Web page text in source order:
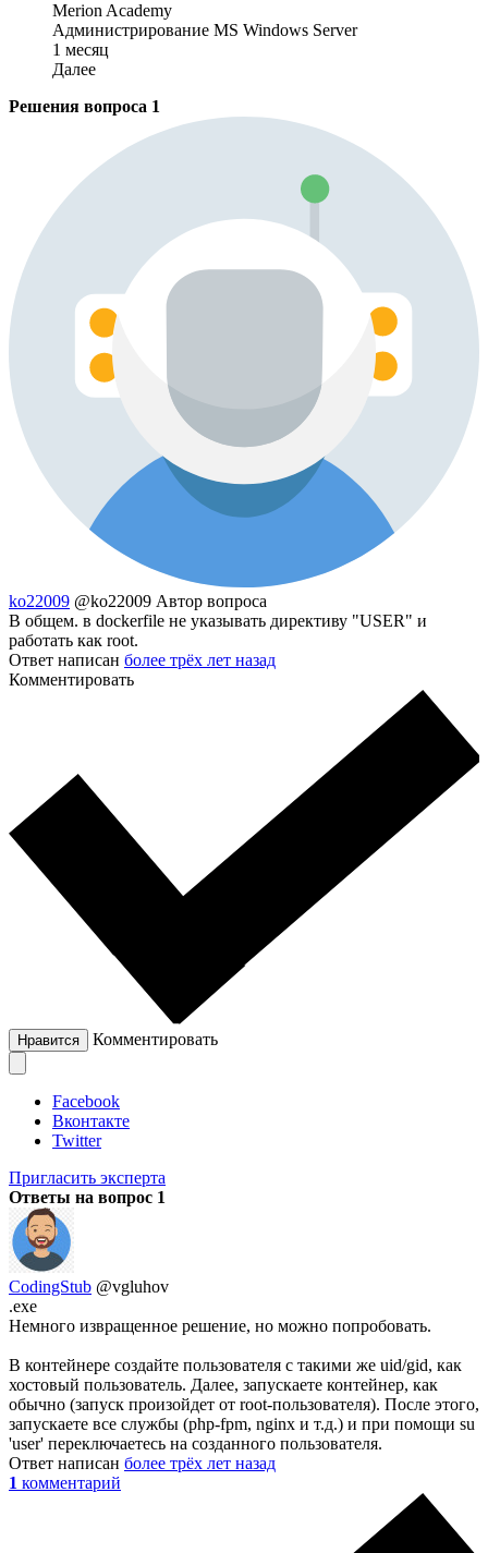
Merion Academy
Администрирование MS Windows Server
1 месяц
Далее
Решения вопроса 1
ko22009 @ko22009 Автор вопроса
В общем. в dockerfile не указывать директиву "USER" и
работать как root.
Ответ написан более трёх лет назад
Комментировать
Нравится Комментировать
Facebook
Вконтакте
Twitter
Пригласить эксперта
Ответы на вопрос 1
CodingStub @vgluhov
.exe
Немного извращенное решение, но можно попробовать.
В контейнере создайте пользователя с такими же uid/gid, как
хостовый пользователь. Далее, запускаете контейнер, как
обычно (запуск произойдет от root-пользователя). После этого,
запускаете все службы (php-fpm, nginx и т.д.) и при помощи su
'user' переключаетесь на созданного пользователя.
Ответ написан более трёх лет назад
1 комментарий